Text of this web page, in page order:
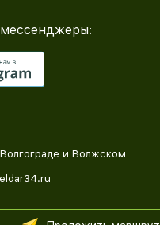
и Волжском